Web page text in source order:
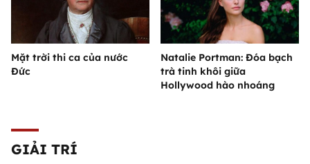
Mặt trời thi ca của nước
Đức
Natalie Portman: Đóa bạch
trà tinh khôi giữa
Hollywood hào nhoáng
GIẢI TRÍ